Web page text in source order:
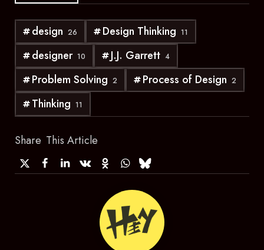
design 26 Design Thinking 11
designer 10 J.J. Garrett 4
Problem Solving 2 Process of Design 2
Thinking 11
Share This Article